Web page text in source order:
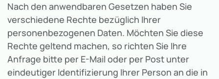
Nach den anwendbaren Gesetzen haben Sie
verschiedene Rechte bezüglich Ihrer
personenbezogenen Daten. Möchten Sie diese
Rechte geltend machen, so richten Sie Ihre
Anfrage bitte per E-Mail oder per Post unter
eindeutiger Identifizierung Ihrer Person an die in